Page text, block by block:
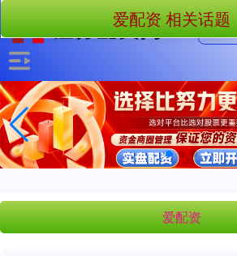
爱配资
爱配资 相关话题